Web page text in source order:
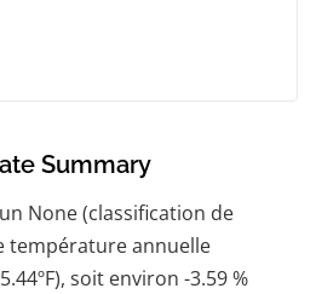
Summary
None (classification de
température annuelle
soit environ -3.59 %